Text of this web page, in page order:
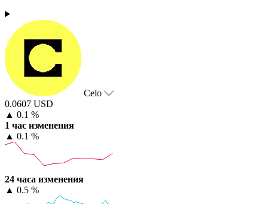
Celo
0.0607 USD
▲ 0.1 %
1 час изменения
▲ 0.1 %
24 часа изменения
▲ 0.5 %